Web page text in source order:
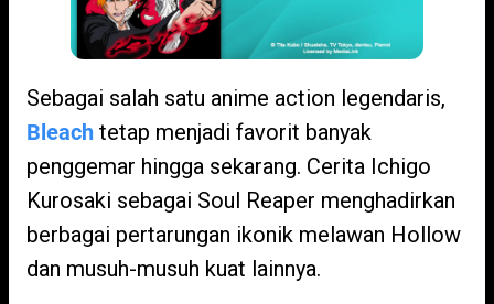
Sebagai salah satu anime action legendaris,
Bleach tetap menjadi favorit banyak
penggemar hingga sekarang. Cerita Ichigo
Kurosaki sebagai Soul Reaper menghadirkan
berbagai pertarungan ikonik melawan Hollow
dan musuh-musuh kuat lainnya.